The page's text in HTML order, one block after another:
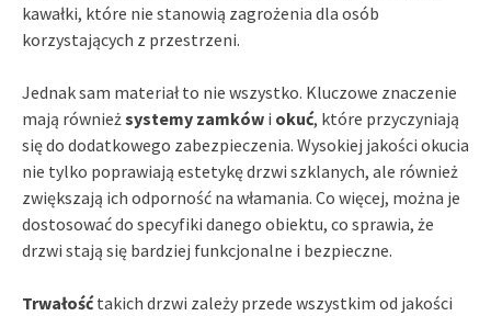
kawałki, które nie stanowią zagrożenia dla osób
korzystających z przestrzeni.
Jednak sam materiał to nie wszystko. Kluczowe znaczenie
mają równieżsystemy zamków i okuć, które przyczyniają
się do dodatkowego zabezpieczenia. Wysokiej jakości okucia
nie tylko poprawiają estetykę drzwi szklanych, ale również
zwiększają ich odporność na włamania. Co więcej, można je
dostosować do specyfiki danego obiektu, co sprawia, że
drzwi stają się bardziej funkcjonalne i bezpieczne.
Trwałośćtakich drzwi zależy przede wszystkim od jakości